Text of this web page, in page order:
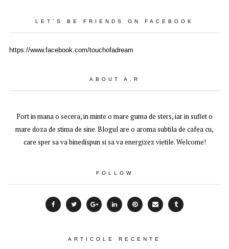
LET`S BE FRIENDS ON FACEBOOK
https://www.facebook.com/touchofadream
ABOUT A.R
Port in mana o secera, in minte o mare guma de sters, iar in suflet o
mare doza de stima de sine. Blogul are o aroma subtila de cafea cu,
care sper sa va binedispun si sa va energizez vietile. Welcome!
FOLLOW
ARTICOLE RECENTE